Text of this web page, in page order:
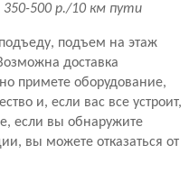
500 р./10 км пути
подъем на этаж
доставка
примете оборудование,
и, если вас все устроит,
если вы обнаружите
вы можете отказаться от